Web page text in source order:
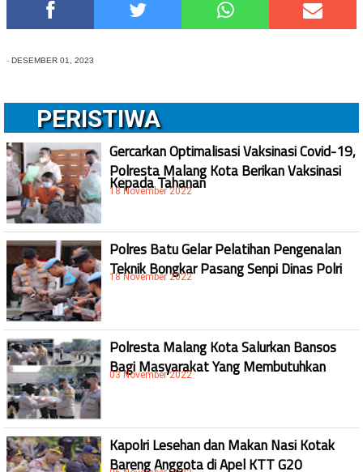
- DESEMBER 01, 2023
PERISTIWA
Gercarkan Optimalisasi Vaksinasi Covid-19,
Polresta Malang Kota Berikan Vaksinasi
Kepada Tahanan
18 November 2022
Polres Batu Gelar Pelatihan Pengenalan
Teknik Bongkar Pasang Senpi Dinas Polri
18 November 2022
Polresta Malang Kota Salurkan Bansos
Bagi Masyarakat Yang Membutuhkan
03 November 2022
Kapolri Lesehan dan Makan Nasi Kotak
Bareng Anggota di Apel KTT G20